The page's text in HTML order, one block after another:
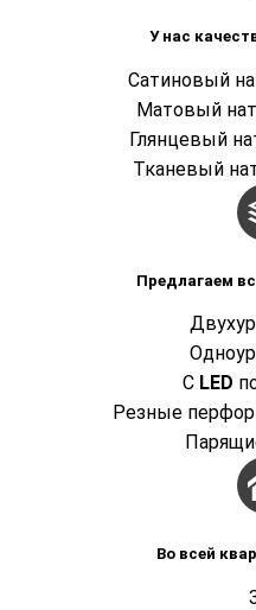
У нас
Сатиновый
Матовый
Глянцевый
Тканевый
Предлагаем
С LED
Резные
Во всей